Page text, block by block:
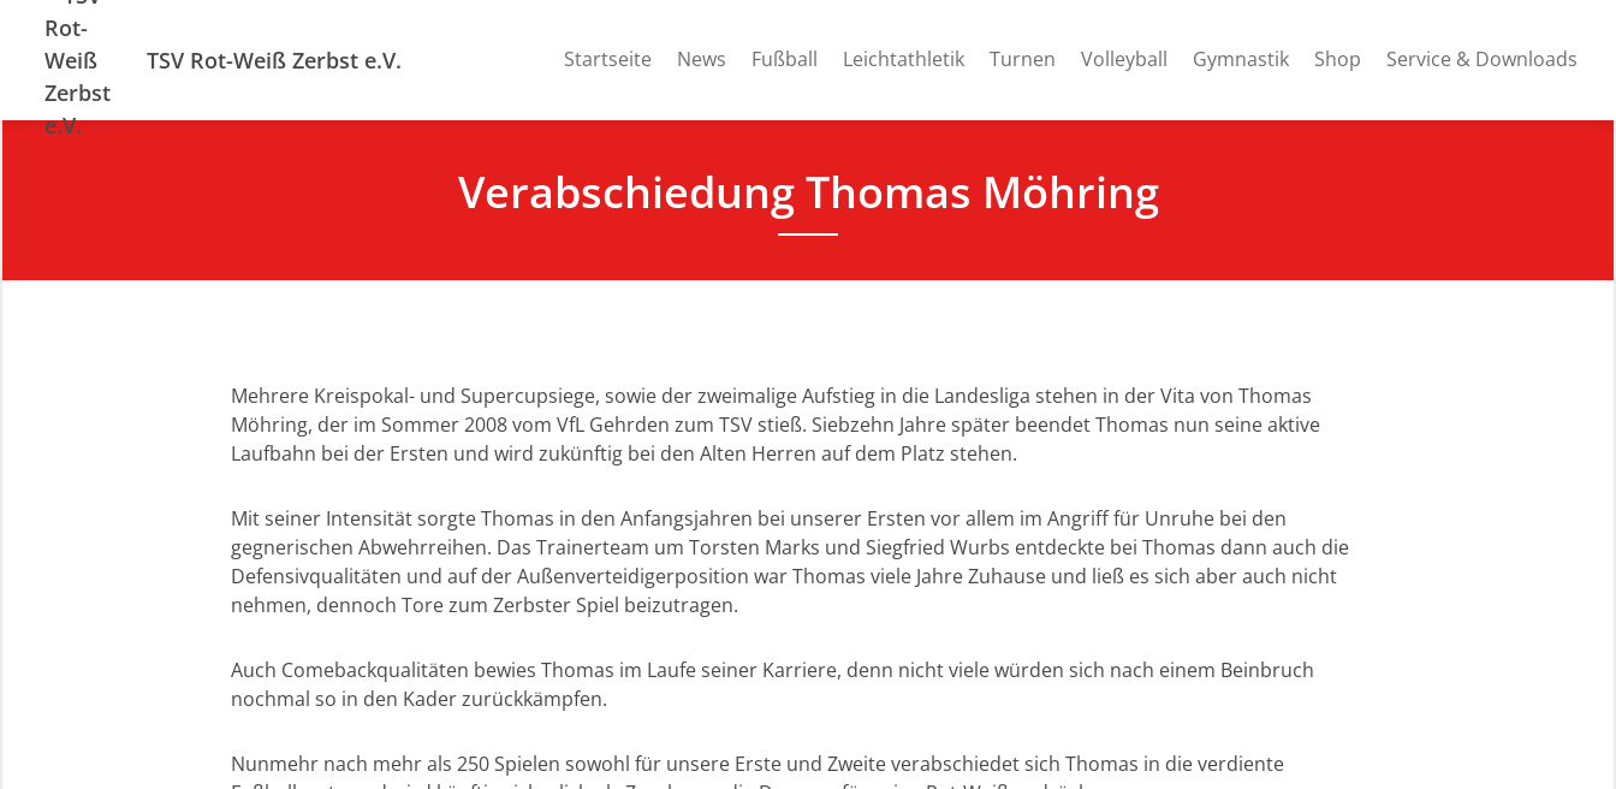
TSV Rot-Weiß Zerbst e.V. Startseite News Fußball Leichtathletik Turnen Volleyball Gymnastik Shop Service & Downloads
Verabschiedung Thomas Möhring
Mehrere Kreispokal- und Supercupsiege, sowie der zweimalige Aufstieg in die Landesliga stehen in der Vita von Thomas
Möhring, der im Sommer 2008 vom VfL Gehrden zum TSV stieß. Siebzehn Jahre später beendet Thomas nun seine aktive
Laufbahn bei der Ersten und wird zukünftig bei den Alten Herren auf dem Platz stehen.
Mit seiner Intensität sorgte Thomas in den Anfangsjahren bei unserer Ersten vor allem im Angriff für Unruhe bei den
gegnerischen Abwehrreihen. Das Trainerteam um Torsten Marks und Siegfried Wurbs entdeckte bei Thomas dann auch die
Defensivqualitäten und auf der Außenverteidigerposition war Thomas viele Jahre Zuhause und ließ es sich aber auch nicht
nehmen, dennoch Tore zum Zerbster Spiel beizutragen.
Auch Comebackqualitäten bewies Thomas im Laufe seiner Karriere, denn nicht viele würden sich nach einem Beinbruch
nochmal so in den Kader zurückkämpfen.
Nunmehr nach mehr als 250 Spielen sowohl für unsere Erste und Zweite verabschiedet sich Thomas in die verdiente